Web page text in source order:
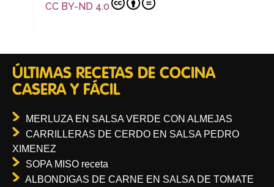
CC BY-ND 4.0
ÚLTIMAS RECETAS DE COCINA
CASERA Y FÁCIL
MERLUZA EN SALSA VERDE CON ALMEJAS
CARRILLERAS DE CERDO EN SALSA PEDRO
XIMENEZ
SOPA MISO receta
ALBONDIGAS DE CARNE EN SALSA DE TOMATE